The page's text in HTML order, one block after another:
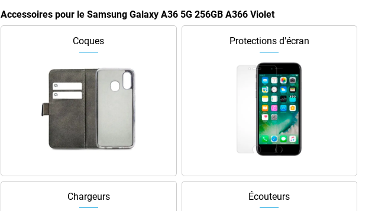
Accessoires pour le Samsung Galaxy A36 5G 256GB A366 Violet
Coques Protections d'écran
Chargeurs Écouteurs